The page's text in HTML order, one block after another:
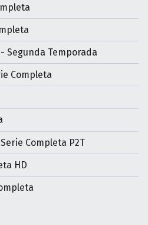
Segunda Temporada
Completa
Completa P2T
HD